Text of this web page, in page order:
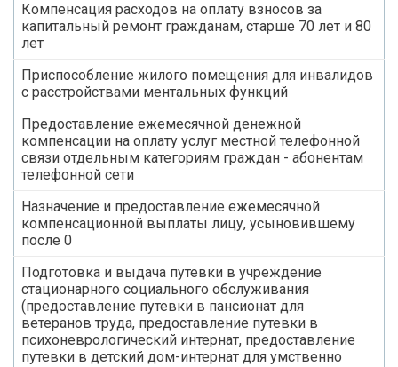
Компенсация расходов на оплату взносов за
капитальный ремонт гражданам, старше 70 лет и 80
лет
Приспособление жилого помещения для инвалидов
с расстройствами ментальных функций
Предоставление ежемесячной денежной
компенсации на оплату услуг местной телефонной
связи отдельным категориям граждан - абонентам
телефонной сети
Назначение и предоставление ежемесячной
компенсационной выплаты лицу, усыновившему
после 0
Подготовка и выдача путевки в учреждение
стационарного социального обслуживания
(предоставление путевки в пансионат для
ветеранов труда, предоставление путевки в
психоневрологический интернат, предоставление
путевки в детский дом-интернат для умственно